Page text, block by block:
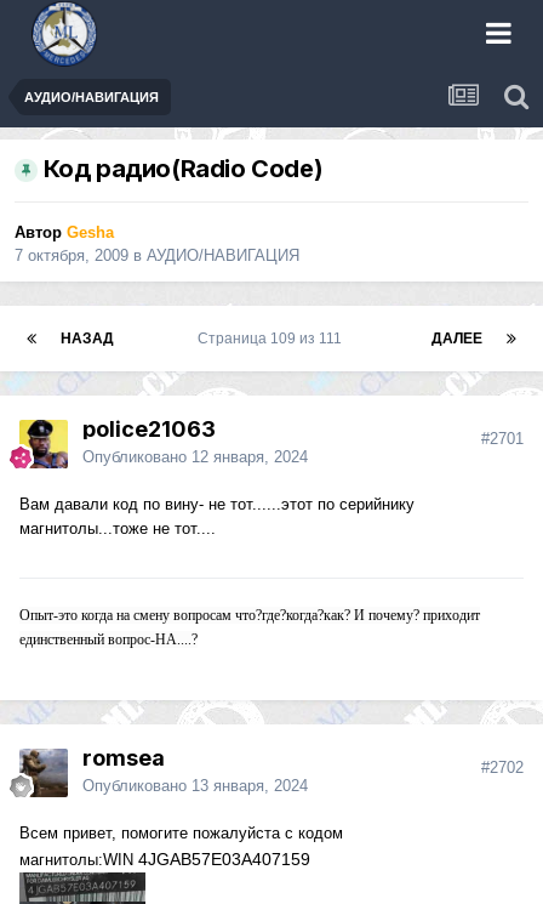
АУДИО/НАВИГАЦИЯ
Код радио(Radio Code)
Автор Gesha
7 октября, 2009 в АУДИО/НАВИГАЦИЯ
НАЗАД ДАЛЕЕ
Страница 109 из 111
police21063
Опубликовано 12 января, 2024
#2701
Вам давали код по вину- не тот......этот по серийнику
магнитолы...тоже не тот....
Опыт-это когда на смену вопросам что?где?когда?как? И почему? приходит
единственный вопрос-НА....?
romsea
Опубликовано 13 января, 2024
#2702
Всем привет, помогите пожалуйста с кодом
магнитолы:WIN 4JGAB57E03A407159